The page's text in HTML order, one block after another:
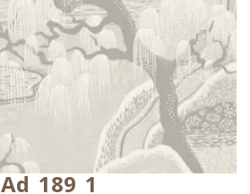
Ad_189_1